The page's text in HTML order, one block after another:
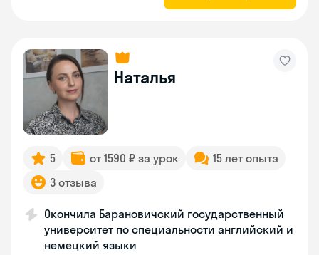
Наталья
5 от 1590 ₽ за урок
15 лет опыта
3 отзыва
Окончила Барановичский государственный
университет по специальности английский и
немецкий языки